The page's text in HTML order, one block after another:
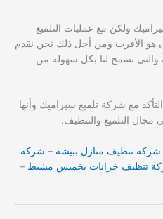
ولكن مع عمليات التلميع
هو الأقرب ومن أجل ذلك نحن نقدم
والتى تسمح لنا بكل سهوله من
مع شركة تلميع سيراميك وأنها
التلميع والتنظيف.
شركة تنظيف منازل ببيشة – شركة
تنظيف خزانات بخميس مشيط –